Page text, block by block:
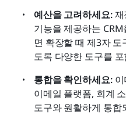
예산을 고려하세요: 재
기능을 제공하는
면 확장할 때 제3자
도록 다양한 도구를
통합을 확인하세요: 이
이메일 플랫폼, 회계
도구와 원활하게 통합